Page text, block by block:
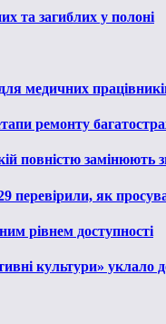
та загиблих у полоні
медичних
ремонту
повністю замінюють
перевірили, як
рівнем доступності
культури» уклало